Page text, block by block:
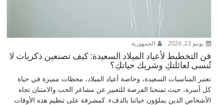
يونيو 23, 2026 الجمهورية
فن التخطيط لأعياد الميلاد السعيدة: كيف تصنعين ذكريات لا
تُنسى لعائلتكِ وشريك حياتكِ؟
تعتبر المناسبات السعيدة، وخاصة أعياد الميلاد، محطات مميزة في حياة
كل أسرة، حيث تمنحنا الفرصة للتعبير عن مشاعر الحب والامتنان تجاه
الأشخاص الذين يملؤون حياتنا بالدفء. كمشرفة على تنظيم هذه الأوقات